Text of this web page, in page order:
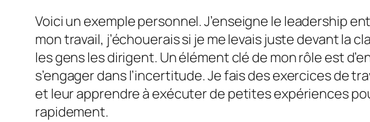
Voici un exemple personnel. J’enseigne le leadership
mon travail, j’échouerais si je me levais juste devant
les gens les dirigent. Un élément clé de mon rôle est
s’engager dans l’incertitude. Je fais des exercices de
et leur apprendre à exécuter de petites expériences
rapidement.